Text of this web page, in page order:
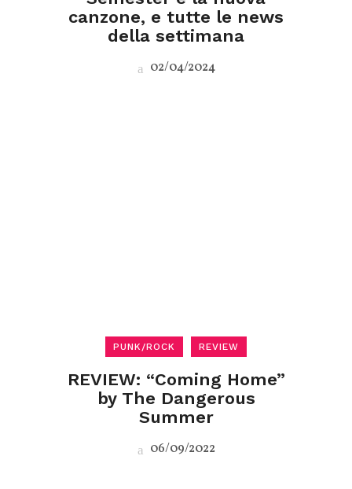
canzone, e tutte le news
della settimana
02/04/2024
PUNK/ROCK REVIEW
REVIEW: “Coming Home”
by The Dangerous
Summer
06/09/2022